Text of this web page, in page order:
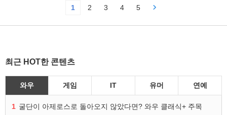
1 2 3 4 5
최근 HOT한 콘텐츠
와우 게임 IT 유머 연예
1 굴단이 아제로스로 돌아오지 않았다면? 와우 클래식+ 주목